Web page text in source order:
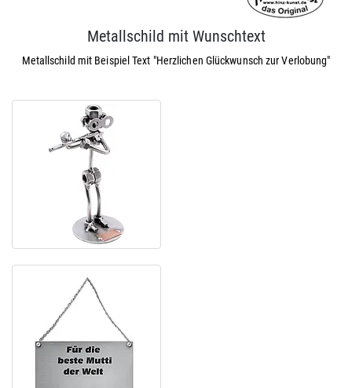
Metallschild mit Wunschtext
Metallschild mit Beispiel Text "Herzlichen Glückwunsch zur Verlobung"